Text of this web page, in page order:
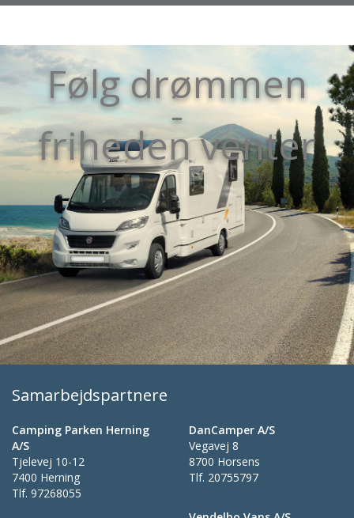
Følg drømmen
-
friheden venter
Samarbejdspartnere
Camping Parken Herning
A/S
Tjelevej 10-12
7400 Herning
Tlf. 97268055
DanCamper A/S
Vegavej 8
8700 Horsens
Tlf. 20755797